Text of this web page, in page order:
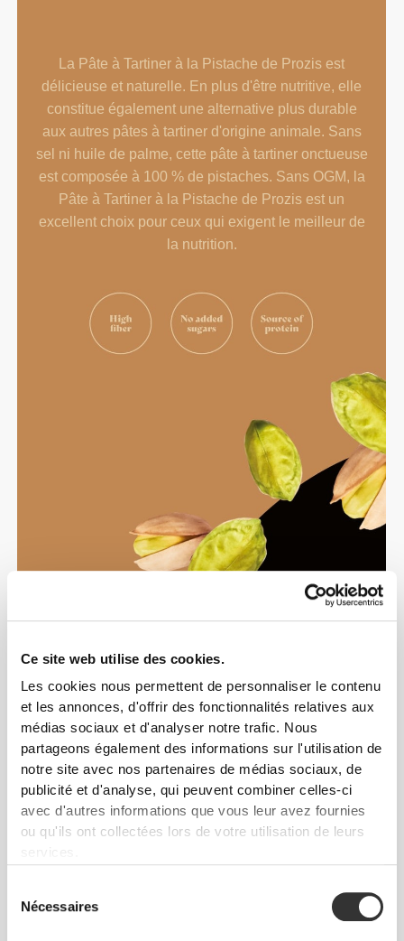
Ce site web utilise des cookies.
Les cookies nous permettent de personnaliser le contenu
et les annonces, d'offrir des fonctionnalités relatives aux
médias sociaux et d'analyser notre trafic. Nous
partageons également des informations sur l'utilisation de
notre site avec nos partenaires de médias sociaux, de
publicité et d'analyse, qui peuvent combiner celles-ci
avec d'autres informations que vous leur avez fournies
ou qu'ils ont collectées lors de votre utilisation de leurs
services.
Nécessaires
La Pâte à Tartiner à la Pistache de Prozis est
délicieuse et naturelle. En plus d'être nutritive, elle
constitue également une alternative plus durable
aux autres pâtes à tartiner d'origine animale. Sans
sel ni huile de palme, cette pâte à tartiner onctueuse
est composée à 100 % de pistaches. Sans OGM, la
Pâte à Tartiner à la Pistache de Prozis est un
excellent choix pour ceux qui exigent le meilleur de
la nutrition.
100 % PISTACHES
ENTIÈRES
GRILLÉES
SANS SEL
SANS HUILE DE PALME
SANS CONSERVATEURS NI ÉPAISSISSANTS